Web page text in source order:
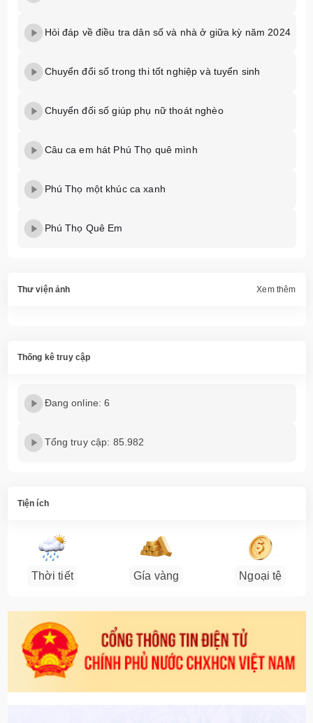
Hỏi đáp về điều tra dân số và nhà ở giữa kỳ năm 2024
Chuyển đổi số trong thi tốt nghiệp và tuyển sinh
Chuyển đối số giúp phụ nữ thoát nghèo
Câu ca em hát Phú Thọ quê mình
Phú Thọ một khúc ca xanh
Phú Thọ Quê Em
Thư viện ảnh Xem thêm
Thống kê truy cập
Đang online: 6
Tổng truy cập: 85.982
Tiện ích
Thời tiết Gía vàng Ngoại tệ